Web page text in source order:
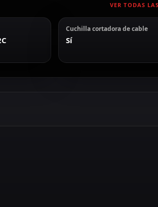
VER TODAS
Cuchilla cortadora de cable
Sí